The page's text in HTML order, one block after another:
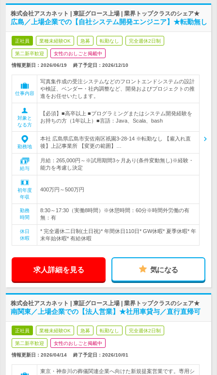
株式会社アスカネット | 東証グロース上場 | 業界トップクラスのシェア★
広島／上場企業での【自社システム開発エンジニア】★転勤無し
正社員 業種未経験OK 急募 転勤なし 完全週休2日制
第二新卒歓迎 女性のおしごと掲載中
情報更新日：2026/06/19 終了予定日： 2026/12/10
仕事内容
写真集作成の受注システムなどのフロントエンドシステムの設計
や検証、ベンダー・社内調整など、開発およびプロジェクトの推
進をお任せいたします。
対象と
なる方
【必須】■高卒以上 ■プログラミングまたはシステム開発経験を
お持ちの方（1年以上）■言語：Java、Scala、bash
勤務地
本社 広島県広島市安佐南区祇園3-28-14 ※転勤なし 【雇入れ直
後】上記事業所 【変更の範囲】…
給与
月給：265,000円～※試用期間3ヶ月あり(条件変動無し)※経験・
能力を考慮し決定
初年度
年収
400万円～500万円
勤務
時間
8:30～17:30（実働8時間）※休憩時間：60分※時間外労働の有
無：有
休日
休暇
* 完全週休二日制(土日祝)* 年間休日110日* GW休暇* 夏季休暇* 年
末年始休暇* 有給休暇
求人詳細を見る 気になる
株式会社アスカネット | 東証グロース上場 | 業界トップクラスのシェア★
南関東／上場企業での【法人営業】★社用車貸与／直行直帰可
正社員 業種未経験OK 急募 転勤なし 完全週休2日制
第二新卒歓迎 女性のおしごと掲載中
情報更新日：2026/04/14 終了予定日： 2026/10/01
東京・神奈川の葬儀関連企業へ向けた新規提案営業です。専用シ